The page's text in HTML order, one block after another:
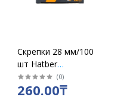
Скрепки 28 мм/100
шт Hatber
полосатые круглые
28070 / упак 10
(0)
260.00₸